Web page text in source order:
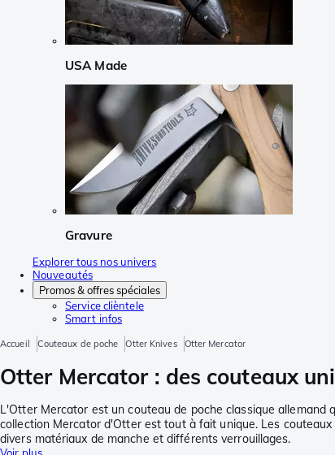
USA Made
Gravure
Explorer tous nos univers
Nouveautés
Promos & offres spéciales
Service clièntele
Smart infos
Accueil Couteaux de poche Otter Knives Otter Mercator
Otter Mercator : des couteaux
L'Otter Mercator est un couteau de poche classique
collection Mercator d'Otter est tout à fait unique. Les
divers matériaux de manche et différents verrouillages.